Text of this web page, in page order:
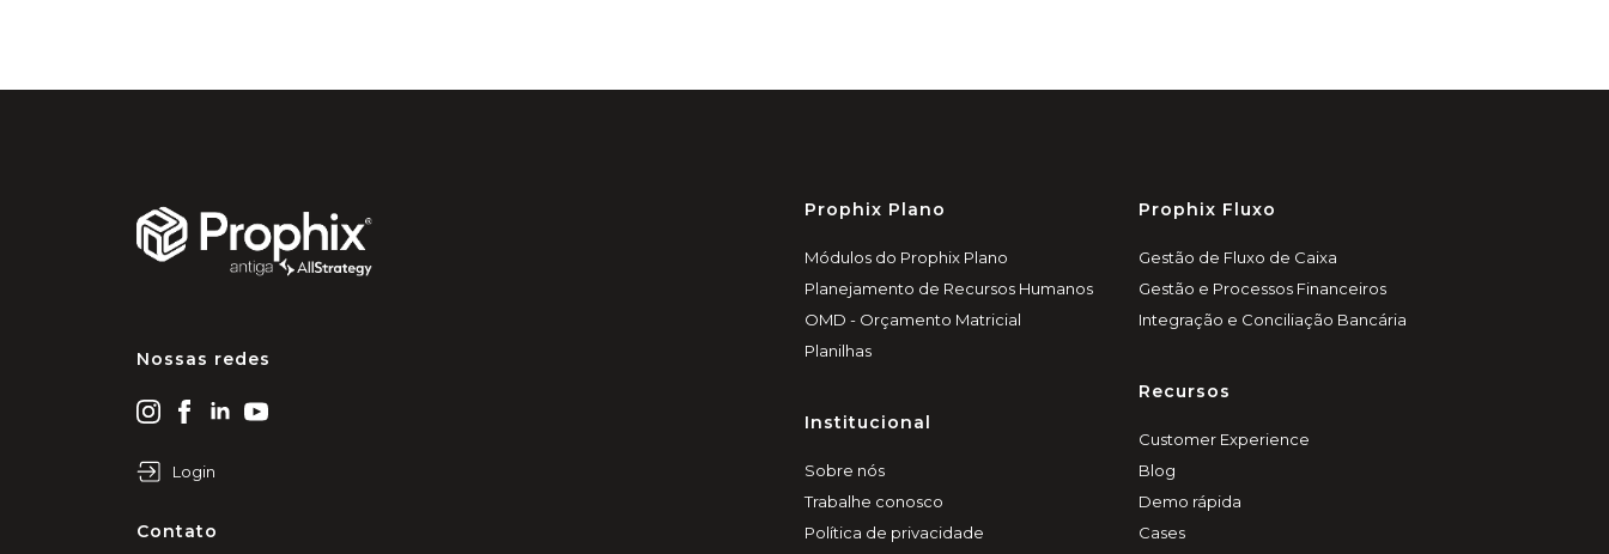
Nossas redes
Login
Contato
Prophix Plano
Módulos do Prophix Plano
Planejamento de Recursos Humanos
OMD - Orçamento Matricial
Planilhas
Institucional
Sobre nós
Trabalhe conosco
Política de privacidade
Prophix Fluxo
Gestão de Fluxo de Caixa
Gestão e Processos Financeiros
Integração e Conciliação Bancária
Recursos
Customer Experience
Blog
Demo rápida
Cases